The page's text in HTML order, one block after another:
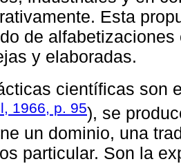
Esta
de
y elaboradas.
científicas son
1966, p. 95), se
un dominio, una
particular. Son la